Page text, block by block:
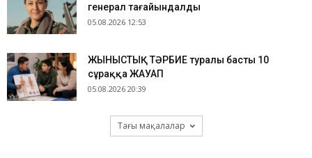
генерал тағайындалды
05.08.2026 12:53
ЖЫНЫСТЫҚ ТӘРБИЕ туралы басты 10
сұраққа ЖАУАП
05.08.2026 20:39
Тағы мақалалар